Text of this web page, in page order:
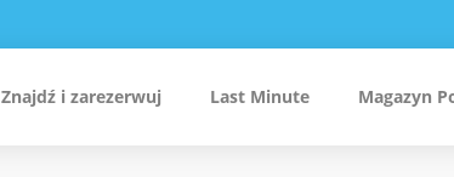
Znajdź i zarezerwuj Last Minute Magazyn